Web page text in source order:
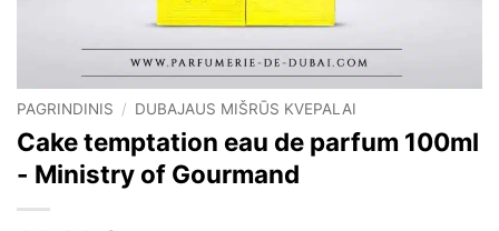
PAGRINDINIS / DUBAJAUS MIŠRŪS KVEPALAI
Cake temptation eau de parfum 100ml
- Ministry of Gourmand